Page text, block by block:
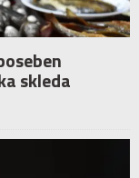
skleda